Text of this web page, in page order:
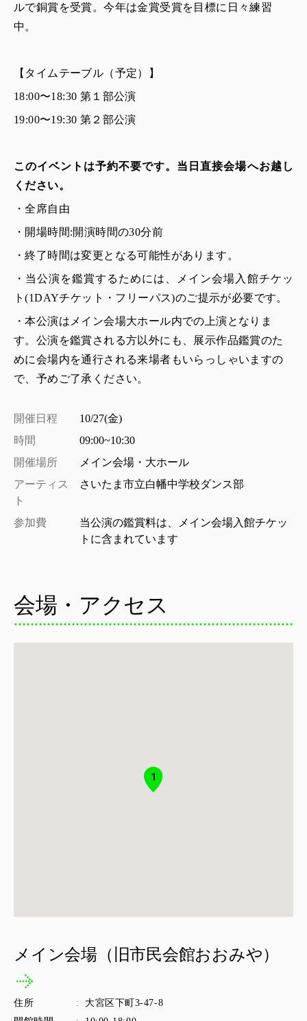
ルで銅賞を受賞。今年は金賞受賞を目標に日々練習
中。
【タイムテーブル（予定）】
18:00〜18:30 第１部公演
19:00〜19:30 第２部公演
このイベントは予約不要です。当日直接会場へお越し
ください。
・全席自由
・開場時間:開演時間の30分前
・終了時間は変更となる可能性があります。
・当公演を鑑賞するためには、メイン会場入館チケッ
ト(1DAYチケット・フリーパス)のご提示が必要です。
・本公演はメイン会場大ホール内での上演となりま
す。公演を鑑賞される方以外にも、展示作品鑑賞のた
めに会場内を通行される来場者もいらっしゃいますの
で、予めご了承ください。
開催日程
10/27(金)
時間
09:00~10:30
開催場所
メイン会場・大ホール
アーティス
ト
さいたま市立白幡中学校ダンス部
参加費
当公演の鑑賞料は、メイン会場入館チケッ
トに含まれています
会場・アクセス
1
メイン会場（旧市民会館おおみや）
住所 :
大宮区下町3-47-8